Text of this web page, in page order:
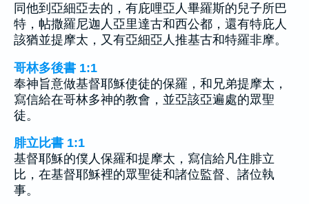
同他到亞細亞去的，有庇哩亞人畢羅斯的兒子所巴
特，帖撒羅尼迦人亞里達古和西公都，還有特庇人
該猶並提摩太，又有亞細亞人推基古和特羅非摩。
哥林多後書 1:1
奉神旨意做基督耶穌使徒的保羅，和兄弟提摩太，
寫信給在哥林多神的教會，並亞該亞遍處的眾聖
徒。
腓立比書 1:1
基督耶穌的僕人保羅和提摩太，寫信給凡住腓立
比，在基督耶穌裡的眾聖徒和諸位監督、諸位執
事。